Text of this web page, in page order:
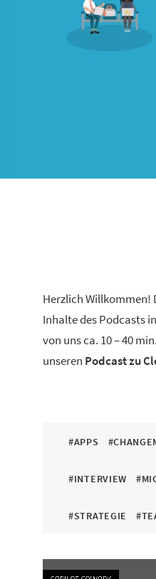
Herzlich Willkommen!
Inhalte des Podcasts
von uns ca. 10 – 40
unseren Podcast zu
#APPS
#INTERVIEW
#STRATEGIE